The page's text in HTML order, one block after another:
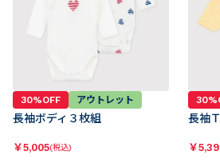
30%OFF アウトレット
長袖ボディ３枚組
￥5,005(税込)
長袖
￥